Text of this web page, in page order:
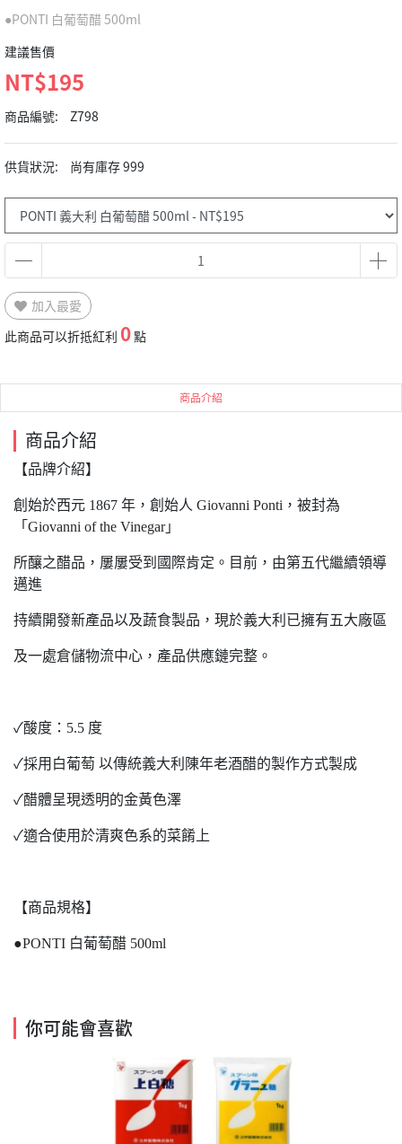
●PONTI 白葡萄醋 500ml
建議售價
NT$195
商品編號: Z798
供貨狀況: 尚有庫存 999
加入最愛
此商品可以折抵紅利 0點
商品介紹
商品介紹
【品牌介紹】
創始於西元 1867 年，創始人 Giovanni Ponti，被封為
「Giovanni of the Vinegar」
所釀之醋品，屢屢受到國際肯定。目前，由第五代繼續領導
邁進
持續開發新產品以及蔬食製品，現於義大利已擁有五大廠區
及一處倉儲物流中心，產品供應鏈完整。
✓酸度：5.5 度
✓採用白葡萄 以傳統義大利陳年老酒醋的製作方式製成
✓醋體呈現透明的金黃色澤
✓適合使用於清爽色系的菜餚上
【商品規格】
●PONTI 白葡萄醋 500ml
你可能會喜歡